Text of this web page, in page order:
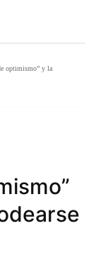
optimismo” y la